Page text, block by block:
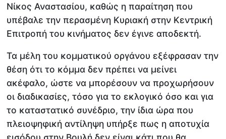
Νίκος Αναστασίου, καθώς η παραίτηση που
υπέβαλε την περασμένη Κυριακή στην Κεντρική
Επιτροπή του κινήματος δεν έγινε αποδεκτή.
Τα μέλη του κομματικού οργάνου εξέφρασαν την
θέση ότι το κόμμα δεν πρέπει να μείνει
ακέφαλο, ώστε να μπορέσουν να προχωρήσουν
οι διαδικασίες, τόσο για το εκλογικό όσο και για
το καταστατικό συνέδριο, την ίδια ώρα που
πλειοψηφική αντίληψη υπήρξε πως η αποτυχία